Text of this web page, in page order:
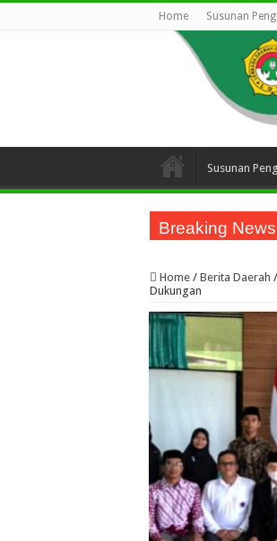
Home Susunan
Susunan
Breaking News
Home / Berita Daerah /
Dukungan